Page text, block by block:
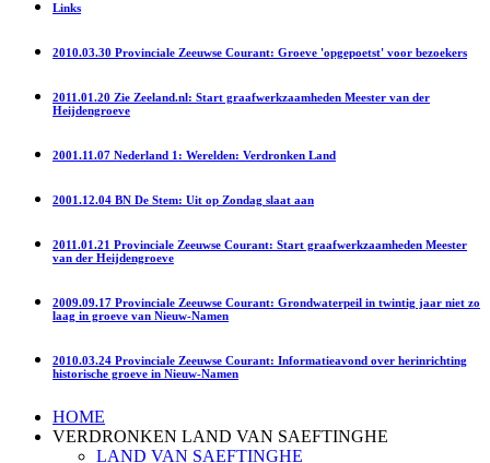
Links
2010.03.30 Provinciale Zeeuwse Courant: Groeve 'opgepoetst' voor bezoekers
2011.01.20 Zie Zeeland.nl: Start graafwerkzaamheden Meester van der
Heijdengroeve
2001.11.07 Nederland 1: Werelden: Verdronken Land
2001.12.04 BN De Stem: Uit op Zondag slaat aan
2011.01.21 Provinciale Zeeuwse Courant: Start graafwerkzaamheden Meester
van der Heijdengroeve
2009.09.17 Provinciale Zeeuwse Courant: Grondwaterpeil in twintig jaar niet zo
laag in groeve van Nieuw-Namen
2010.03.24 Provinciale Zeeuwse Courant: Informatieavond over herinrichting
historische groeve in Nieuw-Namen
HOME
VERDRONKEN LAND VAN SAEFTINGHE
LAND VAN SAEFTINGHE